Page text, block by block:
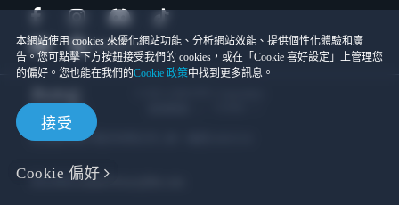
本網站使用 cookies 來優化網站功能、分析網站效能、提供個性化體驗和廣
告。您可點擊下方按鈕接受我們的 cookies，或在「Cookie 喜好設定」上管理您
的偏好。您也能在我們的Cookie 政策中找到更多訊息。
接受
Cookie 偏好
宏達國際電子股份有限公司 | 統一編號16003518
隱私聯絡:Global-Privacy@htc.com